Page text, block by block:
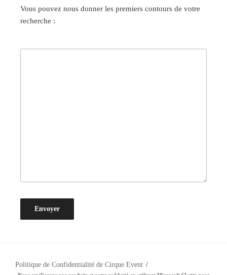
Vous pouvez nous donner les premiers contours de votre
recherche :
Politique de Confidentialité de Cirque Event